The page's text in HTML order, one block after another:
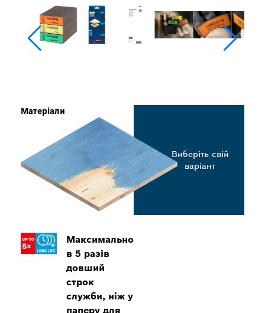
Максимально
в 5 разів
довший
строк
служби, ніж у
паперу для
Матеріали
Виберіть свій
варіант